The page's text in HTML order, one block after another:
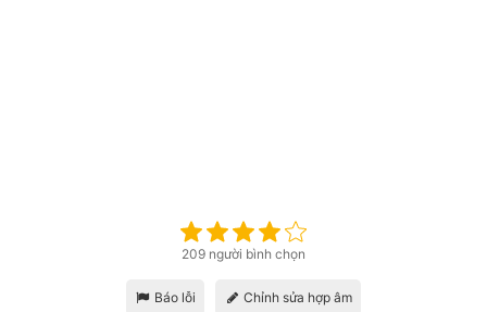
209 người bình chọn
Báo lỗi Chỉnh sửa hợp âm